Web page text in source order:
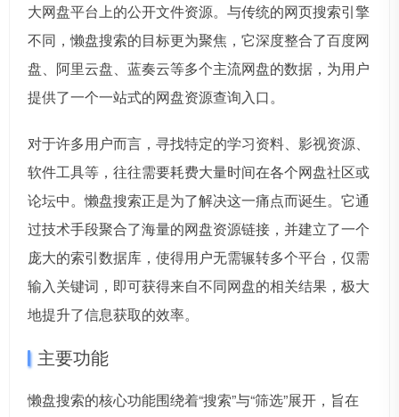
大网盘平台上的公开文件资源。与传统的网页搜索引擎
不同，懒盘搜索的目标更为聚焦，它深度整合了百度网
盘、阿里云盘、蓝奏云等多个主流网盘的数据，为用户
提供了一个一站式的网盘资源查询入口。
对于许多用户而言，寻找特定的学习资料、影视资源、
软件工具等，往往需要耗费大量时间在各个网盘社区或
论坛中。懒盘搜索正是为了解决这一痛点而诞生。它通
过技术手段聚合了海量的网盘资源链接，并建立了一个
庞大的索引数据库，使得用户无需辗转多个平台，仅需
输入关键词，即可获得来自不同网盘的相关结果，极大
地提升了信息获取的效率。
主要功能
懒盘搜索的核心功能围绕着“搜索”与“筛选”展开，旨在